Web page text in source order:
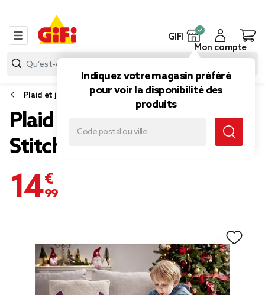
GIFI
Indiquez votre magasin préféré
pour voir la disponibilité des
produits
Mon compte
Plaid et jeté de canapé
Plaid pilou Noël Disney
Stitch 120x150cm
14,99 €